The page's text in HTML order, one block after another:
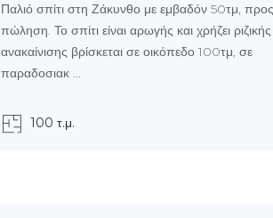
Παλιό σπίτι στη Ζάκυνθο με εμβαδόν 50τμ, προς
πώληση. Το σπίτι είναι αρωγής και χρήζει ριζικής
ανακαίνισης βρίσκεται σε οικόπεδο 100τμ, σε
παραδοσιακ ...
100 τ.μ.